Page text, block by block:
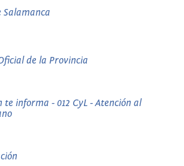
Salamanca
de la Provincia
te informa - 012 CyL - Atención al